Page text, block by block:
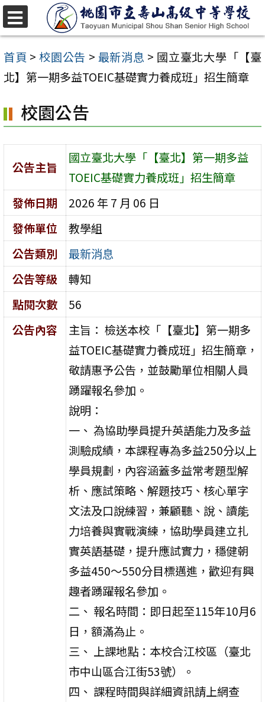
跳
至
主
要
容
區
首頁 > 校園公告 > 最新消息 > 國立臺北大學「【臺
北】第一期多益TOEIC基礎實力養成班」招生簡章
校園公告
公告主旨
國立臺北大學「【臺北】第一期多益
TOEIC基礎實力養成班」招生簡章
發佈日期
2026 年 7 月 06 日
發佈單位
教學組
公告類別
最新消息
公告等級
轉知
點閱次數
56
公告內容
主旨： 檢送本校「【臺北】第一期多
益TOEIC基礎實力養成班」招生簡章，
敬請惠予公告，並鼓勵單位相關人員
踴躍報名參加。
說明：
一、 為協助學員提升英語能力及多益
測驗成績，本課程專為多益250分以上
學員規劃，內容涵蓋多益常考題型解
析、應試策略、解題技巧、核心單字
文法及口說練習，兼顧聽、說、讀能
力培養與實戰演練，協助學員建立扎
實英語基礎，提升應試實力，穩健朝
多益450～550分目標邁進，歡迎有興
趣者踴躍報名參加。
二、 報名時間：即日起至115年10月6
日，額滿為止。
三、 上課地點：本校合江校區（臺北
市中山區合江街53號）。
四、 課程時間與詳細資訊請上網查
選
單